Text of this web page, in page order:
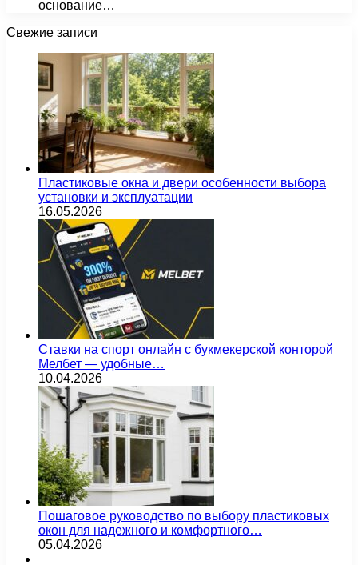
основание…
Свежие записи
Пластиковые окна и двери особенности выбора
установки и эксплуатации
16.05.2026
Ставки на спорт онлайн с букмекерской конторой
Мелбет — удобные…
10.04.2026
Пошаговое руководство по выбору пластиковых
окон для надежного и комфортного…
05.04.2026